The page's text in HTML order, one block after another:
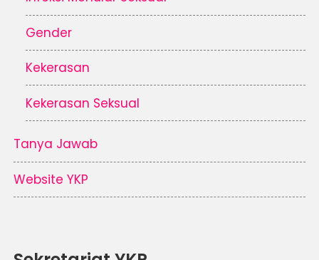
Gender
Kekerasan
Kekerasan Seksual
Tanya Jawab
Website YKP